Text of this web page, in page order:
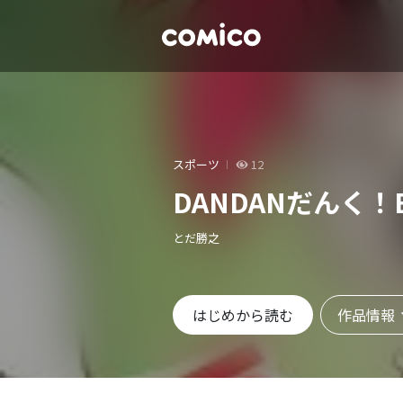
スポーツ 12
DANDANだんく！
とだ勝之
はじめから読む 作品情報